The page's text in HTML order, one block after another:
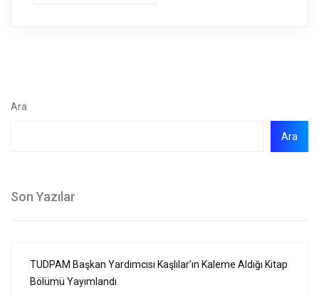
Ara
Ara
Son Yazılar
TUDPAM Başkan Yardımcısı Kaşlılar’ın Kaleme Aldığı Kitap
Bölümü Yayımlandı